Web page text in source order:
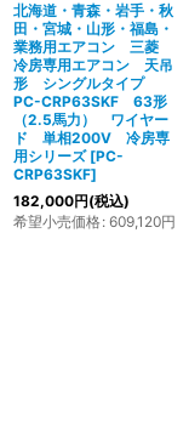
北海道・青森・岩手・秋
田・宮城・山形・福島・
業務用エアコン 三菱
冷房専用エアコン 天吊
形 シングルタイプ
PC-CRP63SKF 63形
（2.5馬力） ワイヤー
ド 単相200V 冷房専
用シリーズ [PC-
CRP63SKF]
182,000円(税込)
希望小売価格: 609,120円